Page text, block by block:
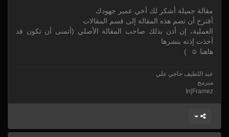
مقالة جميلة أشكر لك أخي عمير جهودك
أقترح أن تضم هذه المقالة إلى قسم المقالات
العملية، إن أذن بذلك صاحب المقالة الأصلي (أتمنى أن تكون قد
أخذت إذنه بنشرها
هاهنا ☺ )
عبد اللطيف حاجي علي
مبرمج
In|Framez